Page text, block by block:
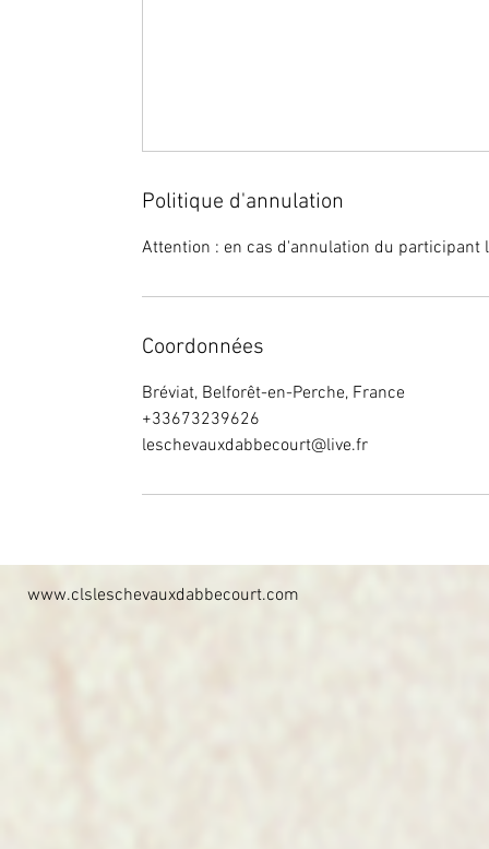
Politique d'annulation
Attention : en cas d'annulation du
Coordonnées
Bréviat, Belforêt-en-Perche, France
+33673239626
leschevauxdabbecourt@live.fr
www.clsleschevauxdabbecourt.com